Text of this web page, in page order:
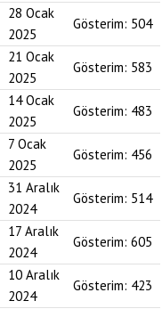
28 Ocak
2025
Gösterim: 504
21 Ocak
2025
Gösterim: 583
14 Ocak
2025
Gösterim: 483
7 Ocak
2025
Gösterim: 456
31 Aralık
2024
Gösterim: 514
17 Aralık
2024
Gösterim: 605
10 Aralık
2024
Gösterim: 423